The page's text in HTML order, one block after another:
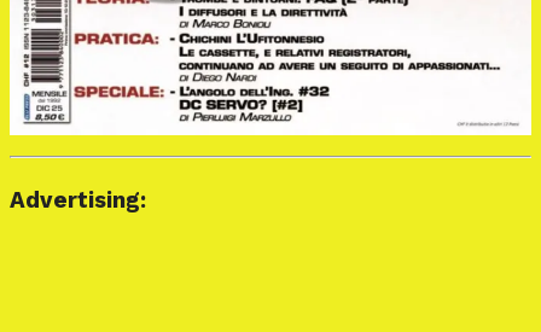
Advertising: